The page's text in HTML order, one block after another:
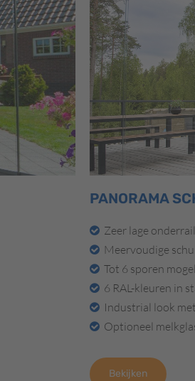
PANORAMA
Zeer lage
Meervoudige
Tot 6 sporen
6 RAL-kleuren in
Industrial look
Optioneel
Bekijken